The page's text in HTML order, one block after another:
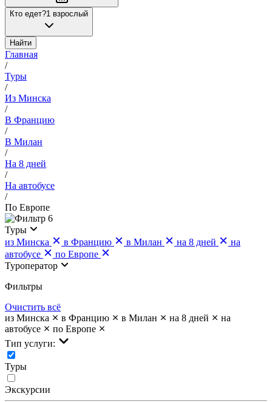
Кто едет?1 взрослый
Найти
Главная
/
Туры
/
Из Минска
/
В Францию
/
В Милан
/
На 8 дней
/
На автобусе
/
По Европе
6
Туры
из Минска
в Францию в Милан на 8 дней
на
автобусе
по Европе
Туроператор
Фильтры
Очистить всё
из Минска
в Францию в Милан на 8 дней
на
автобусе
по Европе
Тип услуги:
Туры
Экскурсии